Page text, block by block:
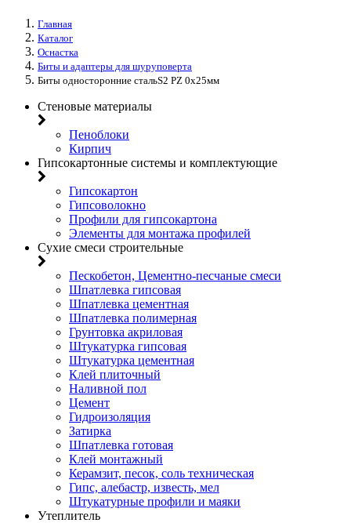
Главная
Каталог
Оснастка
Биты и адаптеры для шуруповерта
Биты односторонние стальS2 PZ 0х25мм
Стеновые материалы
Пеноблоки
Кирпич
Гипсокартонные системы и комплектующие
Гипсокартон
Гипсоволокно
Профили для гипсокартона
Элементы для монтажа профилей
Сухие смеси строительные
Пескобетон, Цементно-песчаные смеси
Шпатлевка гипсовая
Шпатлевка цементная
Шпатлевка полимерная
Грунтовка акриловая
Штукатурка гипсовая
Штукатурка цементная
Клей плиточный
Наливной пол
Цемент
Гидроизоляция
Затирка
Шпатлевка готовая
Клей монтажный
Керамзит, песок, соль техническая
Гипс, алебастр, известь, мел
Штукатурные профили и маяки
Утеплитель